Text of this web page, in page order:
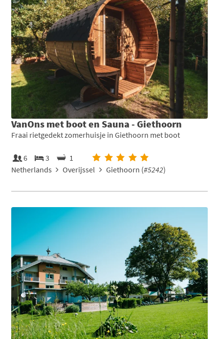
VanOns met boot en Sauna - Giethoorn
Fraai rietgedekt zomerhuisje in Giethoorn met boot
6 3
1
Netherlands
Overijssel Giethoorn (#5242)